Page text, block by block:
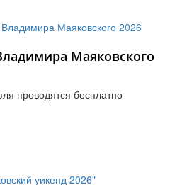
Маяковского
проводятся бесплатно